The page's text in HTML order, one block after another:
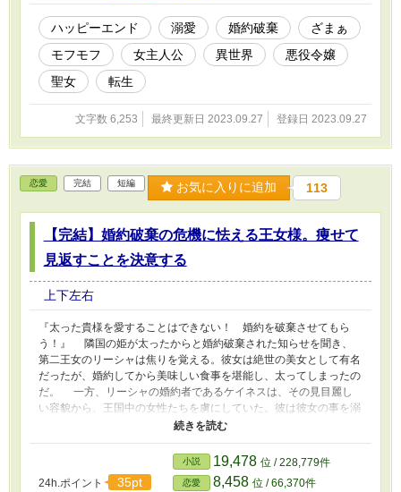
の責任を追求され、公爵はクレアを失ったことを後悔するのだっ
た。 本物語は、不幸な聖女が、前世の知識で逆転劇を果たし、
モフモフ王子から溺愛されながらハッピーエンドを迎えるまでの物
語である。
ハッピーエンド 溺愛 婚約破棄
ざまぁ
モフモフ
女主人公 異世界
悪役令嬢
聖女
転生
文字数 6,253 最終更新日 2023.09.27 登録日 2023.09.27
恋愛 完結 短編 お気に入りに追加 113
【完結】婚約破棄の危機に怯える王女様。痩せて
見返すことを決意する
上下左右
『太った貴様を愛することはできない！ 婚約を破棄させてもら
う！』 隣国の姫が太ったからと婚約破棄された知らせを聞き、
第二王女のリーシャは焦りを覚える。彼女は絶世の美女として有名
だったが、婚約してから美味しい食事を堪能し、太ってしまったの
だ。 一方、リーシャの婚約者であるケイネスは、その見目麗し
い容貌から、王国中の女性たちを虜にしていた。彼は彼女の事を溺
愛してくれていたが、いつか捨てられるのではと不安に感じてしま
エットを決意する。だが彼女は知らなかった。太ってしまった原因
は友人のアンが裏で暗躍していたからだと。 この物語はリーシ
ャがケイネスと共にハッピーエンドを迎えるまでの物語である。
24h.ポイント 35pt
小説 19,478 位 / 228,779件
恋愛 8,458 位 / 66,370件